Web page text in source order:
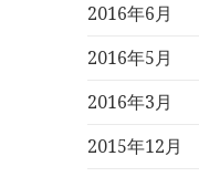
2016年6月
2016年5月
2016年3月
2015年12月